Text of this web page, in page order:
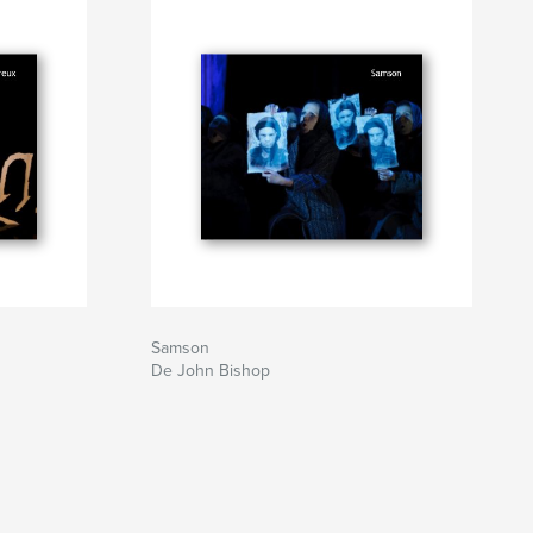
Samson
De John Bishop